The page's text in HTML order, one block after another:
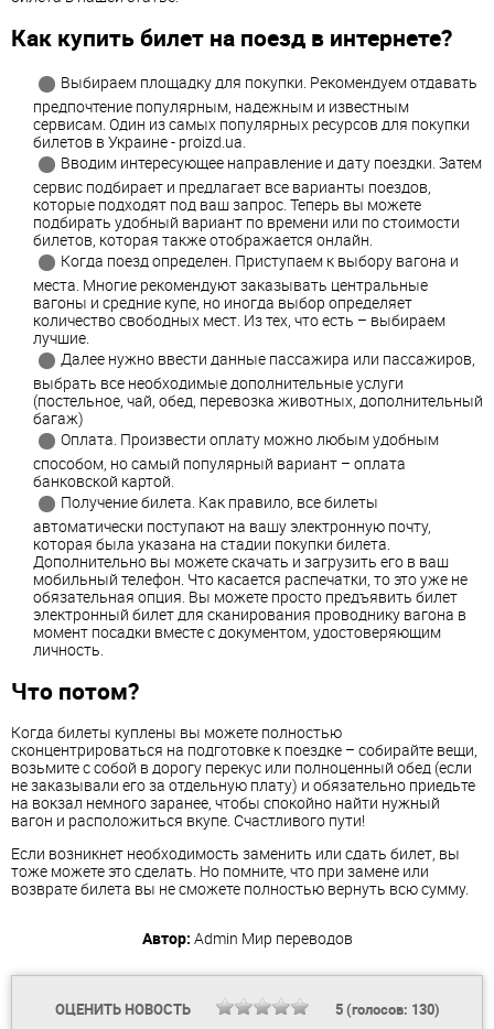
Как купить билет на поезд в интернете?
Выбираем площадку для покупки. Рекомендуем отдавать
предпочтение популярным, надежным и известным
сервисам. Один из самых популярных ресурсов для покупки
билетов в Украине - proizd.ua.
Вводим интересующее направление и дату поездки. Затем
сервис подбирает и предлагает все варианты поездов,
которые подходят под ваш запрос. Теперь вы можете
подбирать удобный вариант по времени или по стоимости
билетов, которая также отображается онлайн.
Когда поезд определен. Приступаем к выбору вагона и
места. Многие рекомендуют заказывать центральные
вагоны и средние купе, но иногда выбор определяет
количество свободных мест. Из тех, что есть – выбираем
лучшие.
Далее нужно ввести данные пассажира или пассажиров,
выбрать все необходимые дополнительные услуги
(постельное, чай, обед, перевозка животных, дополнительный
багаж)
Оплата. Произвести оплату можно любым удобным
способом, но самый популярный вариант – оплата
банковской картой.
Получение билета. Как правило, все билеты
автоматически поступают на вашу электронную почту,
которая была указана на стадии покупки билета.
Дополнительно вы можете скачать и загрузить его в ваш
мобильный телефон. Что касается распечатки, то это уже не
обязательная опция. Вы можете просто предъявить билет
электронный билет для сканирования проводнику вагона в
момент посадки вместе с документом, удостоверяющим
личность.
Что потом?
Когда билеты куплены вы можете полностью
сконцентрироваться на подготовке к поездке – собирайте вещи,
возьмите с собой в дорогу перекус или полноценный обед (если
не заказывали его за отдельную плату) и обязательно приедьте
на вокзал немного заранее, чтобы спокойно найти нужный
вагон и расположиться вкупе. Счастливого пути!
Если возникнет необходимость заменить или сдать билет, вы
тоже можете это сделать. Но помните, что при замене или
возврате билета вы не сможете полностью вернуть всю сумму.
Автор: Admin Мир переводов
ОЦЕНИТЬ НОВОСТЬ 5(голосов: 130)